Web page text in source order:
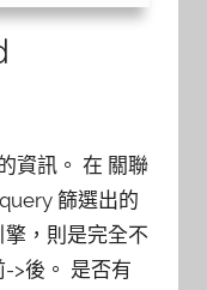
資訊。 在 關聯
篩選出的
，則是完全不
>後。 是否有